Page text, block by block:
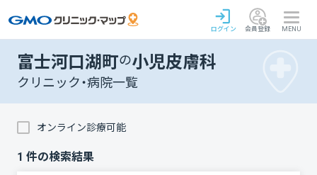
ログイン 会員登録 MENU
富士河口湖町の小児皮膚科
クリニック・病院一覧
オンライン診療可能
1 件の検索結果